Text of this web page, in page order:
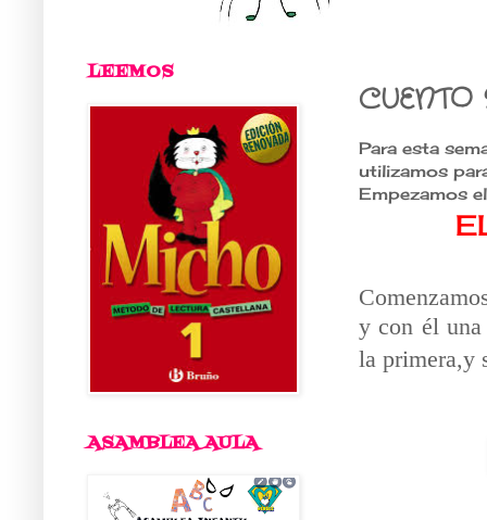
CUENTO
Para esta
utilizamos
Empezamos
y con él
la primera,y
LEEMOS
ASAMBLEA AULA